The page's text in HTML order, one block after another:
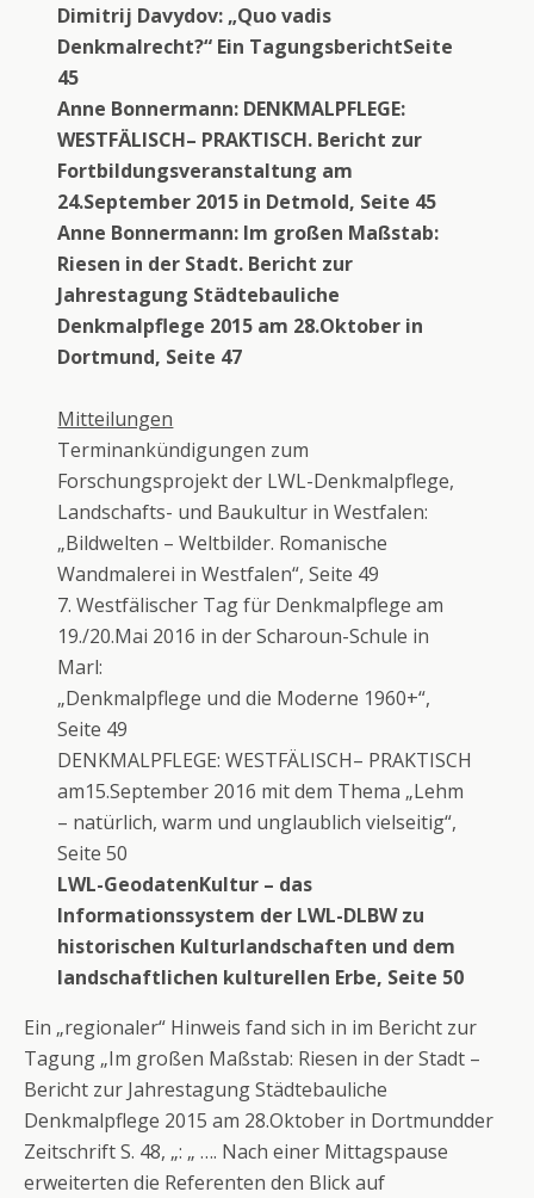
Dimitrij Davydov: „Quo vadis
Denkmalrecht?“ Ein TagungsberichtSeite
45
Anne Bonnermann: DENKMALPFLEGE:
WESTFÄLISCH– PRAKTISCH. Bericht zur
Fortbildungsveranstaltung am
24.September 2015 in Detmold, Seite 45
Anne Bonnermann: Im großen Maßstab:
Riesen in der Stadt. Bericht zur
Jahrestagung Städtebauliche
Denkmalpflege 2015 am 28.Oktober in
Dortmund, Seite 47
Mitteilungen
Terminankündigungen zum
Forschungsprojekt der LWL-Denkmalpflege,
Landschafts- und Baukultur in Westfalen:
„Bildwelten – Weltbilder. Romanische
Wandmalerei in Westfalen“, Seite 49
7. Westfälischer Tag für Denkmalpflege am
19./20.Mai 2016 in der Scharoun-Schule in
Marl:
„Denkmalpflege und die Moderne 1960+“,
Seite 49
DENKMALPFLEGE: WESTFÄLISCH– PRAKTISCH
am15.September 2016 mit dem Thema „Lehm
– natürlich, warm und unglaublich vielseitig“,
Seite 50
LWL-GeodatenKultur – das
Informationssystem der LWL-DLBW zu
historischen Kulturlandschaften und dem
landschaftlichen kulturellen Erbe, Seite 50
Ein „regionaler“ Hinweis fand sich in im Bericht zur
Tagung „Im großen Maßstab: Riesen in der Stadt –
Bericht zur Jahrestagung Städtebauliche
Denkmalpflege 2015 am 28.Oktober in Dortmundder
Zeitschrift S. 48, „: „ …. Nach einer Mittagspause
erweiterten die Referenten den Blick auf